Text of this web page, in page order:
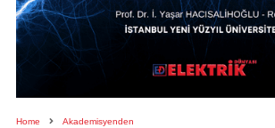
Home Akademisyenden